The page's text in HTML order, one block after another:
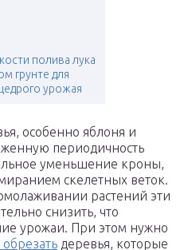
полива лука
грунте для
урожая
особенно яблоня и
периодичность
уменьшение кроны,
скелетных веток.
растений эти
снизить, что
урожаи. При этом нужно
деревья, которые